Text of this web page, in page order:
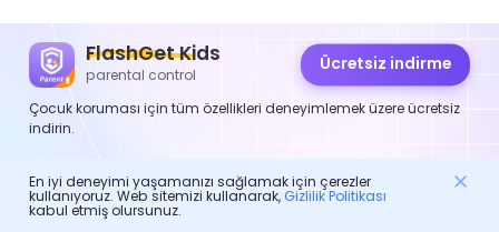
OfferUp meşru mu?
Evet, OfferUp yasaldır. Ancak dolandırıcılıklardan ve
FlashGet Kids
parental control
Ücretsiz indirme
Çocuk koruması için tüm özellikleri deneyimlemek üzere ücretsiz
indirin.
En iyi deneyimi yaşamanızı sağlamak için çerezler
kullanıyoruz. Web sitemizi kullanarak, Gizlilik Politikası
kabul etmiş olursunuz.